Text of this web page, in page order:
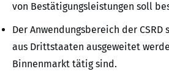
von Bestätigungsleistungen soll
Der Anwendungsbereich der
aus Drittstaaten ausgeweitet
Binnenmarkt tätig sind.